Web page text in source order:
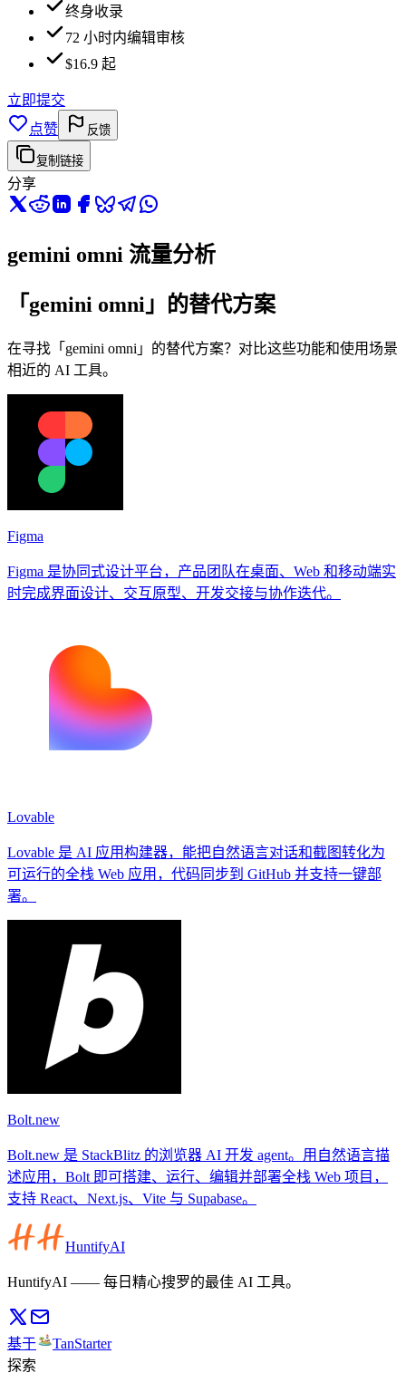
终身收录
72 小时内编辑审核
$16.9 起
立即提交
点赞
反馈
复制链接
分享
gemini omni 流量分析
「gemini omni」的替代方案
在寻找「gemini omni」的替代方案？对比这些功能和使用场景
相近的 AI 工具。
Figma
Figma 是协同式设计平台，产品团队在桌面、Web 和移动端实
时完成界面设计、交互原型、开发交接与协作迭代。
Lovable
Lovable 是 AI 应用构建器，能把自然语言对话和截图转化为
可运行的全栈 Web 应用，代码同步到 GitHub 并支持一键部
署。
Bolt.new
Bolt.new 是 StackBlitz 的浏览器 AI 开发 agent。用自然语言描
述应用，Bolt 即可搭建、运行、编辑并部署全栈 Web 项目，
支持 React、Next.js、Vite 与 Supabase。
HuntifyAI
HuntifyAI —— 每日精心搜罗的最佳 AI 工具。
基于
TanStarter
探索